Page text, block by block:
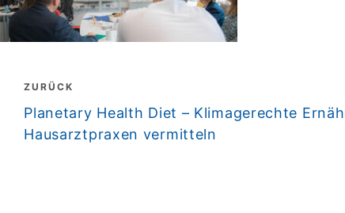
Beitragsnavigation
ZURÜCK
zurück
Planetary Health Diet – Klimagerechte
Hausarztpraxen vermitteln